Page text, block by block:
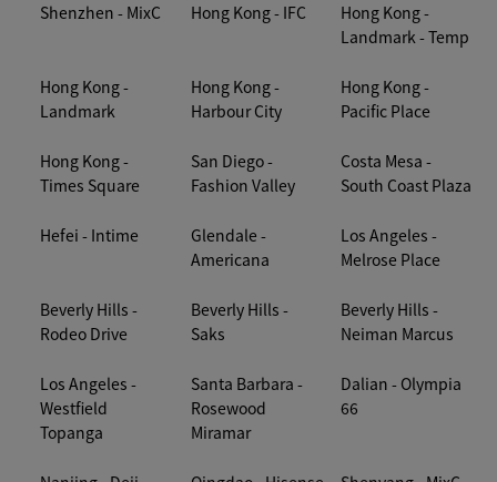
Shenzhen - MixC Hong Kong - IFC
Hong Kong -
Landmark - Temp
Hong Kong -
Landmark
Hong Kong -
Harbour City
Hong Kong -
Pacific Place
Hong Kong -
Times Square
San Diego -
Fashion Valley
Costa Mesa -
South Coast Plaza
Hefei - Intime
Glendale -
Americana
Los Angeles -
Melrose Place
Beverly Hills -
Rodeo Drive
Beverly Hills -
Saks
Beverly Hills -
Neiman Marcus
Los Angeles -
Westfield
Topanga
Santa Barbara -
Rosewood
Miramar
Dalian - Olympia
66